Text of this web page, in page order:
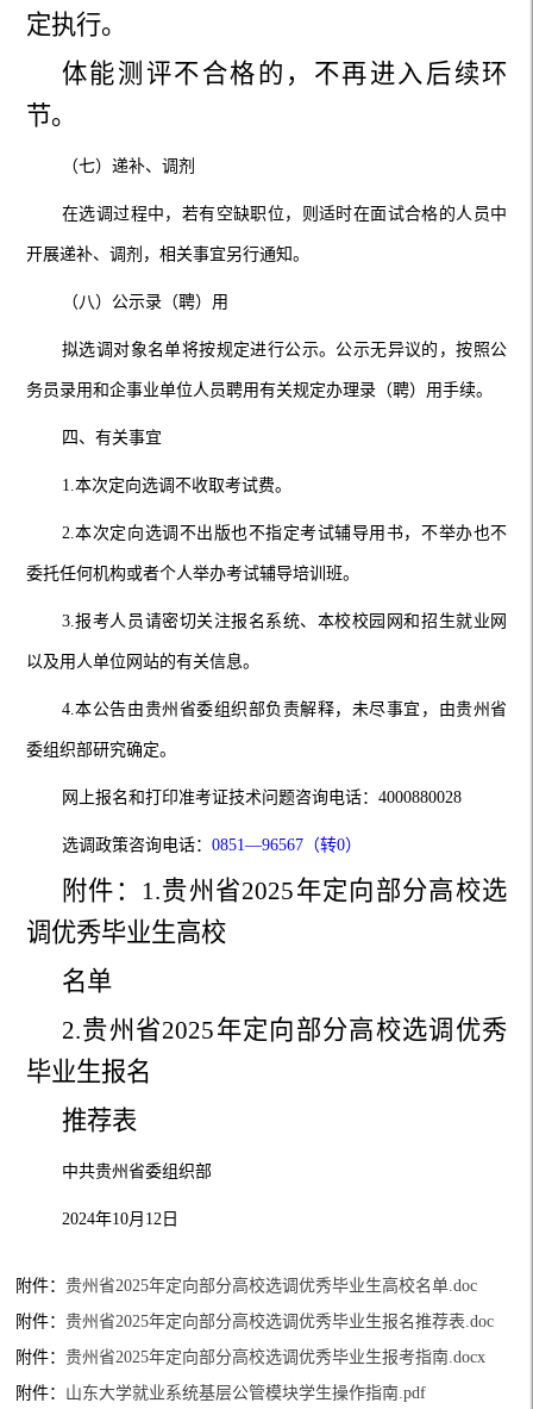
定执行。
体能测评不合格的，不再进入后续环
节。
（七）递补、调剂
在选调过程中，若有空缺职位，则适时在面试合格的人员中
开展递补、调剂，相关事宜另行通知。
（八）公示录（聘）用
拟选调对象名单将按规定进行公示。公示无异议的，按照公
务员录用和企事业单位人员聘用有关规定办理录（聘）用手续。
四、有关事宜
1.本次定向选调不收取考试费。
2.本次定向选调不出版也不指定考试辅导用书，不举办也不
委托任何机构或者个人举办考试辅导培训班。
3.报考人员请密切关注报名系统、本校校园网和招生就业网
以及用人单位网站的有关信息。
4.本公告由贵州省委组织部负责解释，未尽事宜，由贵州省
委组织部研究确定。
网上报名和打印准考证技术问题咨询电话：4000880028
选调政策咨询电话： 0851—96567（转0）
附件 ： 1.贵州省2025年定向部分高校选
调优秀毕业生高校
名单
2.贵州省2025年定向部分高校选调优秀
毕业生报名
推荐表
中共贵州省委组织部
2024年10月12日
附件：贵州省2025年定向部分高校选调优秀毕业生高校名单.doc
附件：贵州省2025年定向部分高校选调优秀毕业生报名推荐表.doc
附件：贵州省2025年定向部分高校选调优秀毕业生报考指南.docx
附件： 山东大学就业系统基层公管模块学生操作指南.pdf